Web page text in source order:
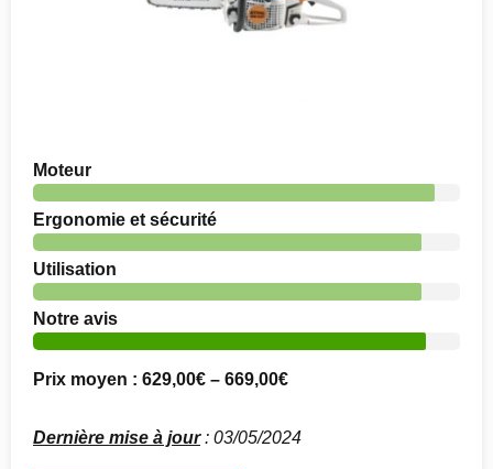
Moteur
Ergonomie et sécurité
Utilisation
Notre avis
Prix moyen : 629,00€ – 669,00€
Dernière mise à jour: 03/05/2024